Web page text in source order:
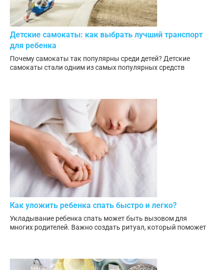
Детские самокаты: как выбрать лучший транспорт
для ребенка
Почему самокаты так популярны среди детей? Детские
самокаты стали одним из самых популярных средств
Как уложить ребенка спать быстро и легко?
Укладывание ребенка спать может быть вызовом для
многих родителей. Важно создать ритуал, который поможет